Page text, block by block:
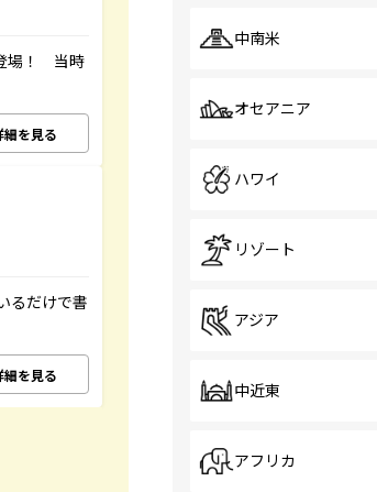
場！ 当時
細を見る
るだけで書
細を見る
中南米
オセアニア
ハワイ
リゾート
アジア
中近東
アフリカ